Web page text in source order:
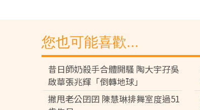
您也可能喜歡...
昔日師奶殺手合體開騷 陶大宇孖吳
啟華張兆輝「倒轉地球」
撇甩老公囝囝 陳慧琳排舞室度過51